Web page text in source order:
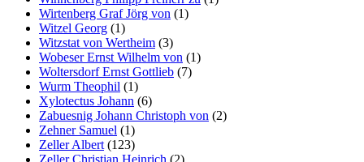
Wirtenberg Graf Jörg von (1)
Witzel Georg (1)
Witzstat von Wertheim (3)
Wobeser Ernst Wilhelm von (1)
Woltersdorf Ernst Gottlieb (7)
Wurm Theophil (1)
Xylotectus Johann (6)
Zabuesnig Johann Christoph von (2)
Zehner Samuel (1)
Zeller Albert(123)